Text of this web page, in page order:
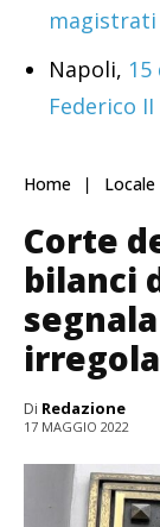
magistrati
Napoli,
Federico
Home Locale
Corte
bilanci
Di Redazione
17 MAGGIO 2022